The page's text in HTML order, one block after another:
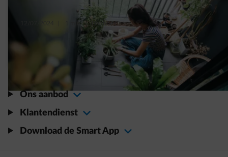
1 min. | Daphné C.
5 planten die je huis in de zomer lekker koel
Ons aanbod
Klantendienst
Download de Smart App